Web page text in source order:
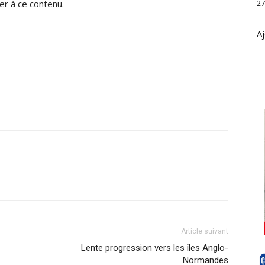
à ce contenu.
Article suivant
Lente progression vers les îles Anglo-
Normandes